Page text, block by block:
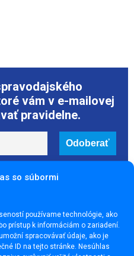
so súbormi
používame technológie, ako
prístup k informáciám o zariadení.
spracovávať údaje, ako je
ID na tejto stránke. Nesúhlas
vám v e-mailovej
pravidelne.